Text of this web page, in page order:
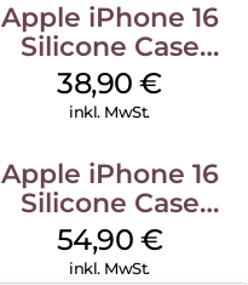
Apple iPhone 16
Silicone Case
MagSafe
Ultramarine
38,90€
inkl. MwSt.
Apple iPhone 16
Silicone Case
MagSafe Black
54,90 €
inkl. MwSt.